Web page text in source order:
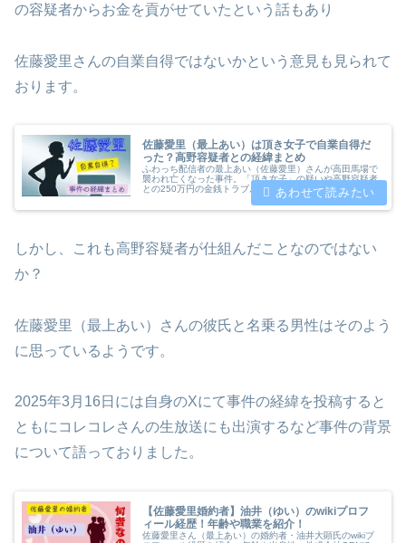
の容疑者からお金を貢がせていたという話もあり
佐藤愛里さんの自業自得ではないかという意見も見られて
おります。
佐藤愛里（最上あい）は頂き女子で自業自得だ
った？高野容疑者との経緯まとめ
ふわっち配信者の最上あい（佐藤愛里）さんが高田馬場で
襲われ亡くなった事件。「頂き女子」の疑いや高野容疑者
との250万円の金銭トラブル、裁判勝訴後も無視された経
緯など背景を詳細にまとめました。配信者の安全対策や
「自業自得論」の広がりについても解説しています。
しかし、これも高野容疑者が仕組んだことなのではない
か？
佐藤愛里（最上あい）さんの彼氏と名乗る男性はそのよう
に思っているようです。
2025年3月16日には自身のXにて事件の経緯を投稿すると
ともにコレコレさんの生放送にも出演するなど事件の背景
について語っておりました。
【佐藤愛里婚約者】油井（ゆい）のwikiプロフ
ィール経歴！年齢や職業を紹介！
佐藤愛里さん（最上あい）の婚約者・油井大顕氏のwikiプ